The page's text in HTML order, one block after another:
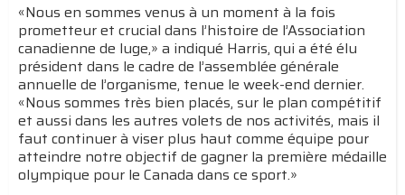
«Nous en sommes venus à un moment à la fois
prometteur et crucial dans l’histoire de l’Association
canadienne de luge,» a indiqué Harris, qui a été élu
président dans le cadre de l’assemblée générale
annuelle de l’organisme, tenue le week-end dernier.
«Nous sommes très bien placés, sur le plan compétitif
et aussi dans les autres volets de nos activités, mais il
faut continuer à viser plus haut comme équipe pour
atteindre notre objectif de gagner la première médaille
olympique pour le Canada dans ce sport.»